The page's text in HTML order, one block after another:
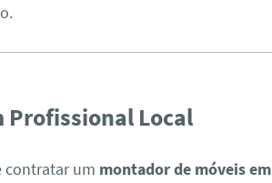
Profissional Local
contratar um montador de móveis em